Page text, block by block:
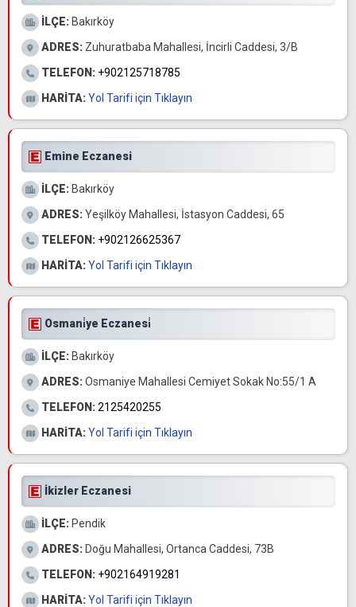
İLÇE: Bakırköy
ADRES: Zuhuratbaba Mahallesi, İncirli Caddesi, 3/B
TELEFON: +902125718785
HARİTA:Yol Tarifi için Tıklayın
Emine Eczanesi
İLÇE: Bakırköy
ADRES:Yeşilköy Mahallesi, İstasyon Caddesi, 65
TELEFON: +902126625367
HARİTA:Yol Tarifi için Tıklayın
Osmani̇ye Eczanesi̇
İLÇE: Bakırköy
ADRES:Osmaniye Mahallesi Cemiyet Sokak No:55/1 A
TELEFON:2125420255
HARİTA:Yol Tarifi için Tıklayın
İkizler Eczanesi
İLÇE: Pendik
ADRES: Doğu Mahallesi, Ortanca Caddesi, 73B
TELEFON: +902164919281
HARİTA:Yol Tarifi için Tıklayın